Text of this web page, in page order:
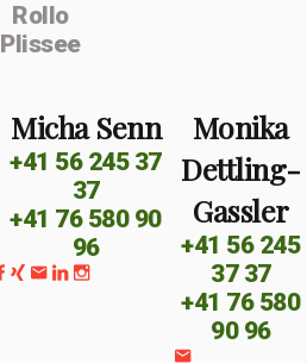
Rollo
Plissee
Micha Senn
+41 56 245 37
37
+41 76 580 90
96
Monika
Dettling-
Gassler
+41 56 245
37 37
+41 76 580
90 96